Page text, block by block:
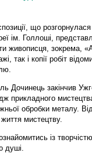
що
ім. Голлоші,
живописця, зокрема,
так і копії робіт
Дочинець закінчив
прикладного
обробки металу.
мистецтву.
із
душі.